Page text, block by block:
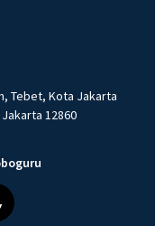
Tebet, Kota Jakarta
12860